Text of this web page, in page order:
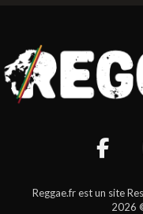
Reggae.fr est un site
2026